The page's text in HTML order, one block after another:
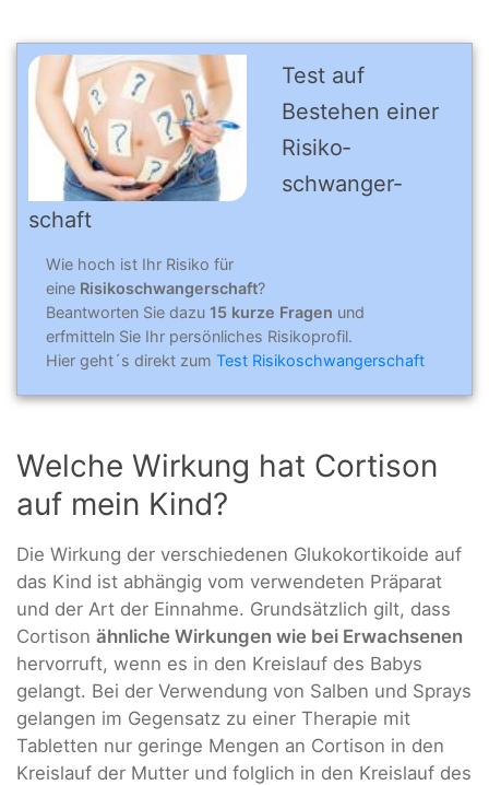
Test auf
Bestehen einer
Risiko­
schwanger­
schaft
Wie hoch ist Ihr Risiko für
eine Risikoschwangerschaft?
Beantworten Sie dazu 15 kurze Fragen und
erfmitteln Sie Ihr persönliches Risikoprofil.
Hier geht´s direkt zum Test Risikoschwangerschaft
Welche Wirkung hat Cortison
auf mein Kind?
Die Wirkung der verschiedenen Glukokortikoide auf
das Kind ist abhängig vom verwendeten Präparat
und der Art der Einnahme. Grundsätzlich gilt, dass
Cortison ähnliche Wirkungen wie bei Erwachsenen
hervorruft, wenn es in den Kreislauf des Babys
gelangt. Bei der Verwendung von Salben und Sprays
gelangen im Gegensatz zu einer Therapie mit
Tabletten nur geringe Mengen an Cortison in den
Kreislauf der Mutter und folglich in den Kreislauf des